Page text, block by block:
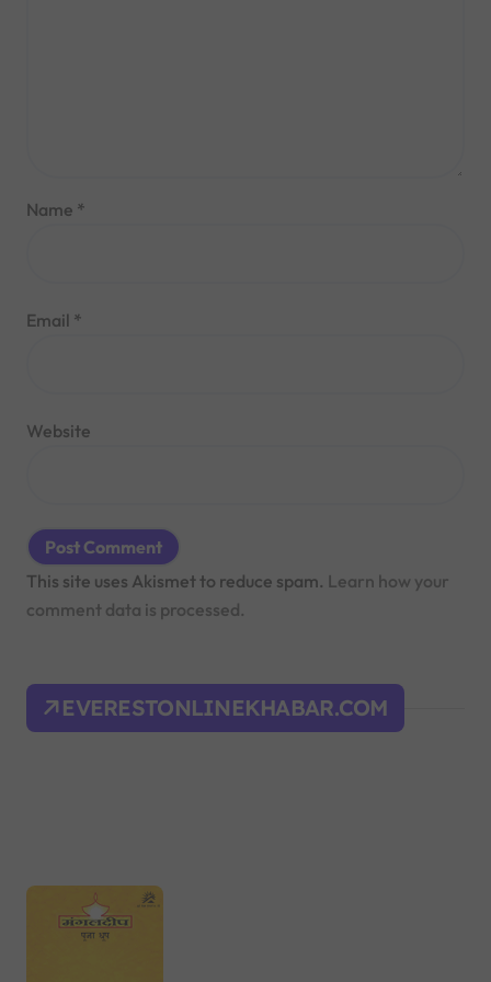
Name *
Email *
Website
This site uses Akismet to reduce spam. Learn how your
comment data is processed.
EVERESTONLINEKHABAR.COM